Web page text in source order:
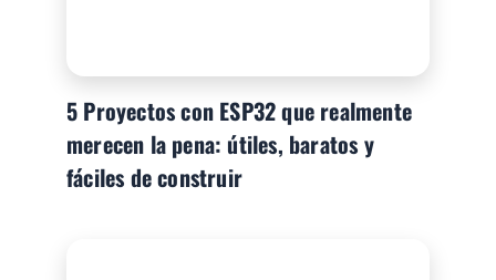
5 Proyectos con ESP32 que realmente
merecen la pena: útiles, baratos y
fáciles de construir